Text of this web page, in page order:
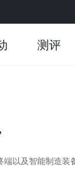
测评
以及智能制造装